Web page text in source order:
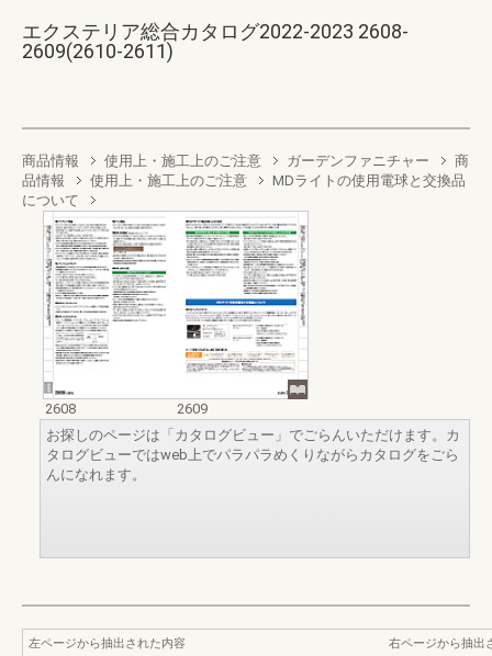
エクステリア総合カタログ2022-2023 2608-
2609(2610-2611)
商品情報 使用上・施工上のご注意 ガーデンファニチャー
商
品情報
使用上・施工上のご注意
MDライトの使用電球と交換品
について
2608
2609
お探しのページは「カタログビュー」でごらんいただけます。カ
タログビューではweb上でパラパラめくりながらカタログをごら
んになれます。
左ページから抽出された内容
右ページから抽出